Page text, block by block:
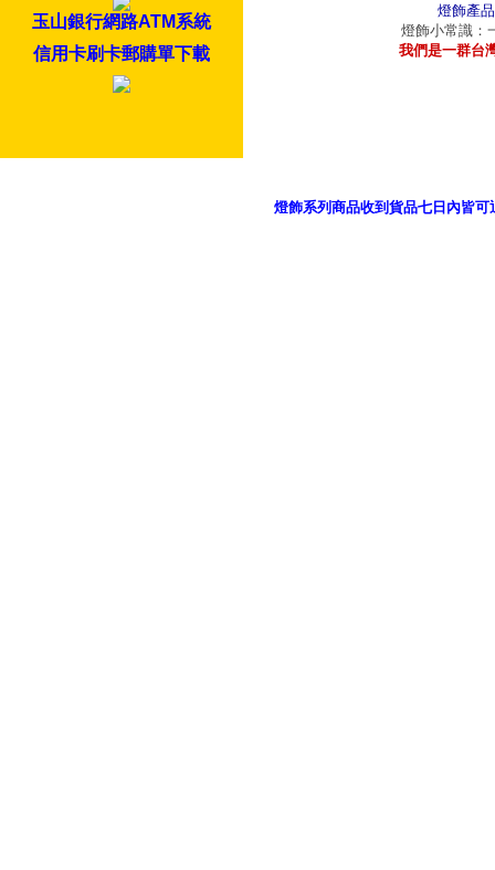
玉山銀行網路ATM系統
信用卡刷卡郵購單下載
燈飾產
燈飾小常識：
我們是一群台
燈飾系列商品收到貨品七日內皆